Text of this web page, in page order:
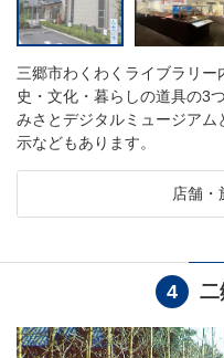
三郷市わくわくライブラリ
史・文化・暮らしの道具の3
みさとデジタルミュージア
示などもあります。
店舗・
4 二